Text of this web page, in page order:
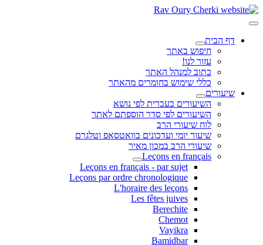
דף הבית
חיפוש באתר
עזור לנו!
כתוב למנהל האתר
כללי שימוש בחומרים מהאתר
שיעורים
השיעורים בעברית לפי נושא
השיעורים לפי סדר הוספתם לאתר
לוח שיעורי הרב
שיעור יומי ועדכונים בוואטסאפ וטלגרם
שיעורי הרב במכון מאיר
Leçons en français
Leçons en français - par sujet
Leçons par ordre chronologique
L'horaire des leçons
Les fêtes juives
Berechite
Chemot
Vayikra
Bamidbar